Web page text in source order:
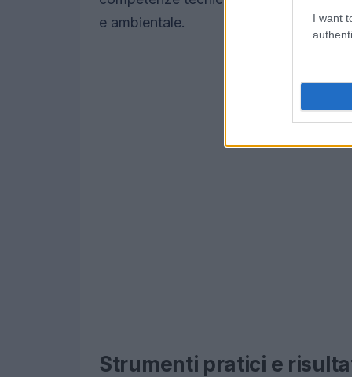
I want
e ambientale.
Strumenti pratici e